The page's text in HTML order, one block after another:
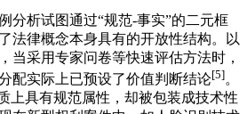
分析试图通过“规范-事实”的二元框
法律概念本身具有的开放性结构。以
当采用专家问卷等快速评估方法时，
配实际上已预设了价值判断结论[5]。
上具有规范属性，却被包装成技术性